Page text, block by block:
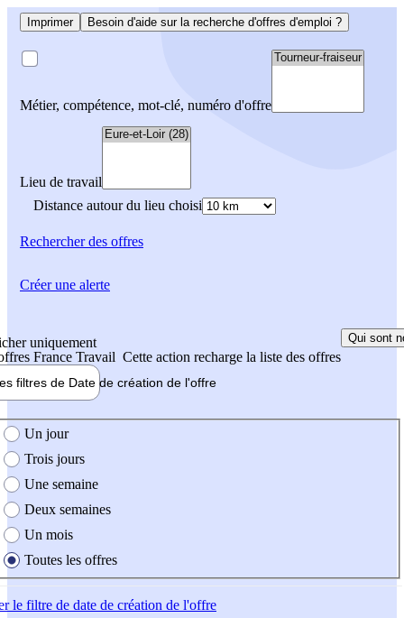
Imprimer Besoin d'aide sur la recherche d'offres d'emploi ?
Métier, compétence, mot-clé, numéro d'offre
Lieu de travail
Distance autour du lieu choisi
Rechercherdes offres
uniquement
France Travail Cette action recharge la liste des offres
Qui sont
filtres de Date de création de l'offre
création de l'offre
Un jour
Trois jours
Une semaine
Deux semaines
Un mois
Toutes les offres
le filtre de date de création de l'offre
Créer une alerte